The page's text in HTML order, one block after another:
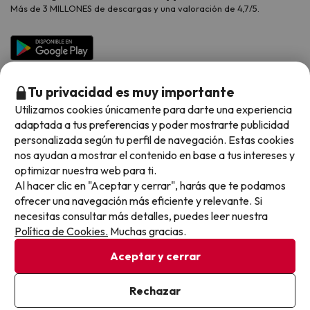
Viajes para grupos
Hoteles Salou
Chollos con Todo Incluido
Chollos en la playa
Hoteles con toboganes
Selección de la Newsletter
Los favoritos de nuestros clientes
Vacaciones en Octubre
Vacaciones en Noviembre
Preguntas frecuentes
Más de 3 MILLONES de descargas y una valoración de 4,7/5.
Métodos de pago disponibles
Condiciones generales
Política de cookies
Viajes para ti S.L.U. Copyright © Buscounchollo.com 2010 -
Tu privacidad es muy importante
Utilizamos cookies únicamente para darte una experiencia
adaptada a tus preferencias y poder mostrarte publicidad
personalizada según tu perfil de navegación. Estas cookies
nos ayudan a mostrar el contenido en base a tus intereses y
optimizar nuestra web para ti.
Al hacer clic en "Aceptar y cerrar", harás que te podamos
ofrecer una navegación más eficiente y relevante. Si
necesitas consultar más detalles, puedes leer nuestra
Política de Cookies. Muchas gracias.
Aceptar y cerrar
Rechazar